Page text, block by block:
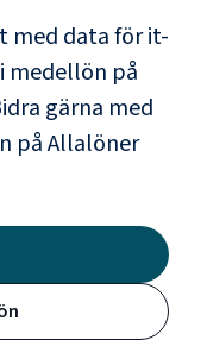
med data förit-
medellön på
gärna med
på Allalöner